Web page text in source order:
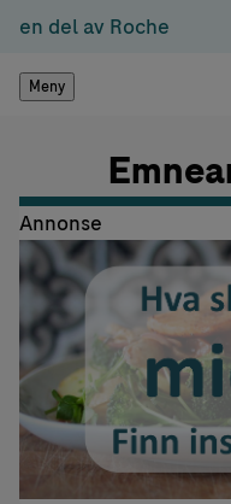
en del av Roche
Meny
Annonse